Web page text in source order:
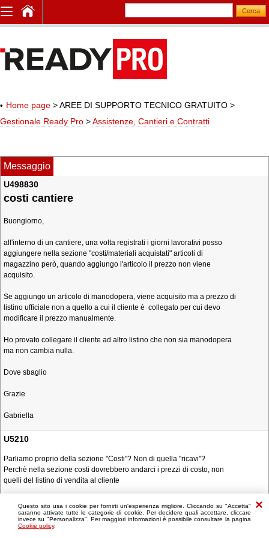
Questo sito usa i cookie per fornirti un'esperienza migliore. Cliccando su "Accetta"
saranno attivate tutte le categorie di cookie. Per decidere quali accettare, cliccare
invece su "Personalizza". Per maggiori informazioni è possibile consultare la pagina
Cookie policy.
Home page > AREE DI SUPPORTO TECNICO GRATUITO >
Gestionale Ready Pro >Assistenze, Cantieri e Contratti
Messaggio
U498830
costi cantiere
Buongiorno,
all'interno di un cantiere, una volta registrati i giorni lavorativi posso
aggiungere nella sezione "costi/materiali acquistati" articoli di
magazzino però, quando aggiungo l'articolo il prezzo non viene
acquisito.
Se aggiungo un articolo di manodopera, viene acquisito ma a prezzo di
listino ufficiale non a quello a cui il cliente è collegato per cui devo
modificare il prezzo manualmente.
Ho provato collegare il cliente ad altro listino che non sia manodopera
ma non cambia nulla.
Dove sbaglio
Grazie
Gabriella
U5210
Parliamo proprio della sezione "Costi"? Non di quella "ricavi"?
Perchè nella sezione costi dovrebbero andarci i prezzi di costo, non
quelli del listino di vendita al cliente